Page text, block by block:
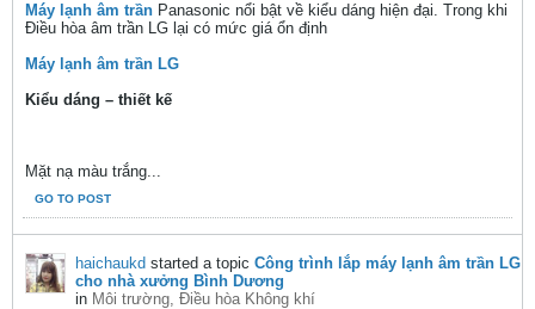
Máy lạnh âm trần Panasonic nổi bật về kiểu dáng hiện đại. Trong khi
Điều hòa âm trần LG lại có mức giá ổn định
Máy lạnh âm trần LG
Kiểu dáng – thiết kế
Mặt nạ màu trắng...
GO TO POST
haichaukd started a topic Công trình lắp máy lạnh âm trần LG
cho nhà xưởng Bình Dương
in Môi trường, Điều hòa Không khí